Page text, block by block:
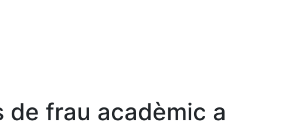
frau acadèmic a